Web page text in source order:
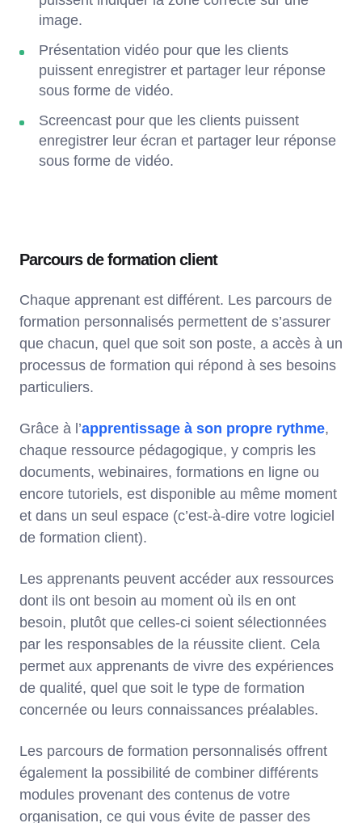
image.
Présentation vidéo pour que les clients
puissent enregistrer et partager leur réponse
sous forme de vidéo.
Screencast pour que les clients puissent
enregistrer leur écran et partager leur réponse
sous forme de vidéo.
Parcours de formation client
Chaque apprenant est différent. Les parcours de
formation personnalisés permettent de s’assurer
que chacun, quel que soit son poste, a accès à un
processus de formation qui répond à ses besoins
particuliers.
Grâce à l’apprentissage à son propre rythme,
chaque ressource pédagogique, y compris les
documents, webinaires, formations en ligne ou
encore tutoriels, est disponible au même moment
et dans un seul espace (c’est-à-dire votre logiciel
de formation client).
Les apprenants peuvent accéder aux ressources
dont ils ont besoin au moment où ils en ont
besoin, plutôt que celles-ci soient sélectionnées
par les responsables de la réussite client. Cela
permet aux apprenants de vivre des expériences
de qualité, quel que soit le type de formation
concernée ou leurs connaissances préalables.
Les parcours de formation personnalisés offrent
également la possibilité de combiner différents
modules provenant des contenus de votre
organisation, ce qui vous évite de passer des